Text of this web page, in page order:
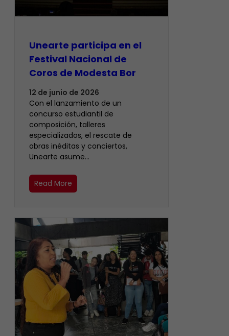
Unearte participa en el
Festival Nacional de
Coros de Modesta Bor
12 de junio de 2026
​Con el lanzamiento de un
concurso estudiantil de
composición, talleres
especializados, el rescate de
obras inéditas y conciertos,
Unearte asume…
Read More